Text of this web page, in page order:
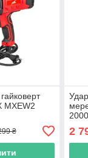
MXEW2
₴ 2